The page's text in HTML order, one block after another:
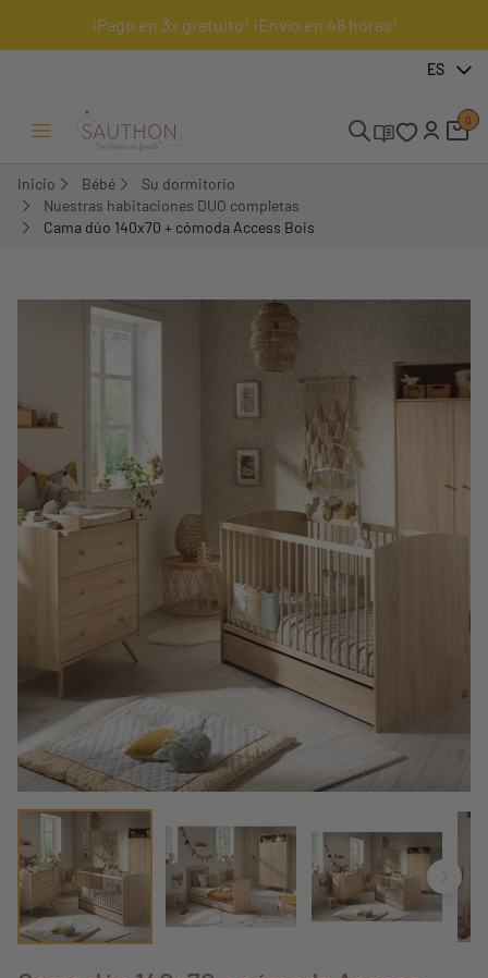
¡Pago en 3x gratuito! ¡Envío en 48 horas!
ES
Menú Abrir/Cerrar
0
Inicio Bébé
Su dormitorio
Nuestras habitaciones DUO completas
Cama dúo 140x70 + cómoda Access Bois